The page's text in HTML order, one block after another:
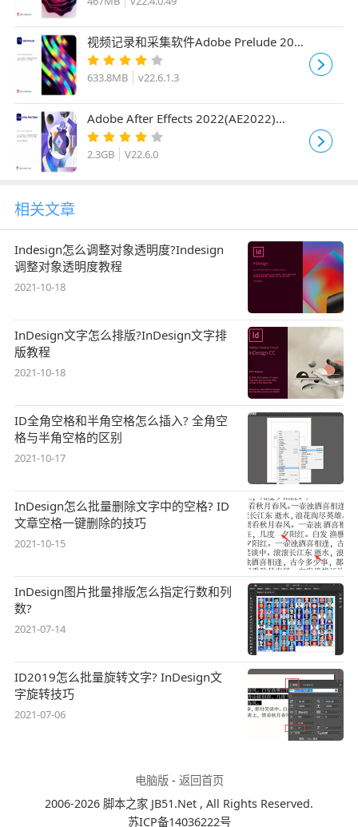
视频记录和采集软件Adobe Prelude 2022
v22.6.1.3 中文直装激活版 64位
633.8MB v22.6.1.3
Adobe After Effects 2022(AE2022)
V22.6.0 ACR15 中文直装破解版 x64
2.3GB V22.6.0
相关文章
Indesign怎么调整对象透明度?Indesign
调整对象透明度教程
2021-10-18
InDesign文字怎么排版?InDesign文字排
版教程
2021-10-18
ID全角空格和半角空格怎么插入? 全角空
格与半角空格的区别
2021-10-17
InDesign怎么批量删除文字中的空格? ID
文章空格一键删除的技巧
2021-10-15
InDesign图片批量排版怎么指定行数和列
数?
2021-07-14
ID2019怎么批量旋转文字? InDesign文
字旋转技巧
2021-07-06
电脑版- 返回首页
2006-2026 脚本之家 JB51.Net , All Rights Reserved.
苏ICP备14036222号